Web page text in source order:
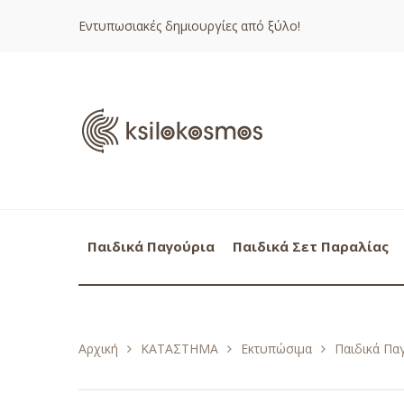
Εντυπωσιακές δημιουργίες από ξύλο!
Παιδικά Παγούρια Παιδικά Σετ Παραλίας
Αρχική ΚΑΤΑΣΤΗΜΑ Εκτυπώσιμα Παιδικά